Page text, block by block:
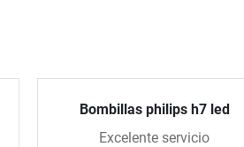
Bombillas philips h7 led
Excelente servicio